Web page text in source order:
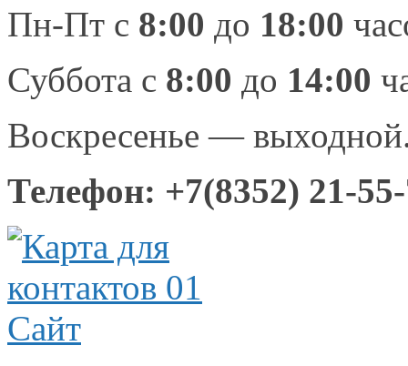
Пн-Пт с 8:00 до 18:00
Суббота с 8:00 до 14:00
Воскресенье —
Телефон: +7(8352) 21-